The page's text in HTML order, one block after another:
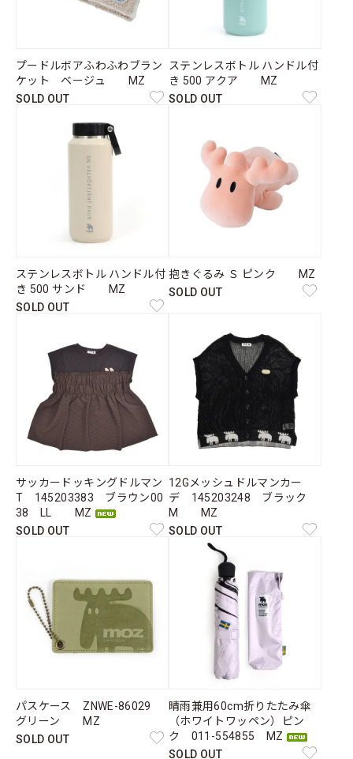
プードルボアふわふわブラン
ケット ベージュ MZ
SOLD OUT
ステンレスボトル ハンドル付
き 500 アクア MZ
SOLD OUT
ステンレスボトル ハンドル付
き 500 サンド MZ
SOLD OUT
抱きぐるみ Ｓ ピンク MZ
SOLD OUT
サッカードッキングドルマン
T 145203383 ブラウン00
38 LL MZ
SOLD OUT
12Gメッシュドルマンカー
デ 145203248 ブラック
M MZ
SOLD OUT
パスケース ZNWE-86029
グリーン MZ
SOLD OUT
晴雨兼用60cm折りたたみ傘
（ホワイトワッペン）ピン
ク 011-554855 MZ
SOLD OUT